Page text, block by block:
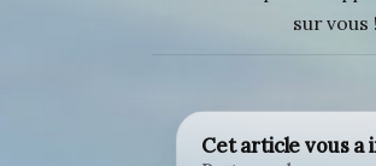
sur vous
Cet article vous a